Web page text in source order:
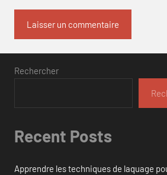
Rechercher
Recent Posts
Apprendre les techniques de laquage